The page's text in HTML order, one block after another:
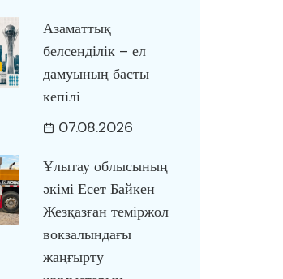
Азаматтық
белсенділік – ел
дамуының басты
кепілі
07.08.2026
Ұлытау облысының
әкімі Есет Байкен
Жезқазған теміржол
вокзалындағы
жаңғырту